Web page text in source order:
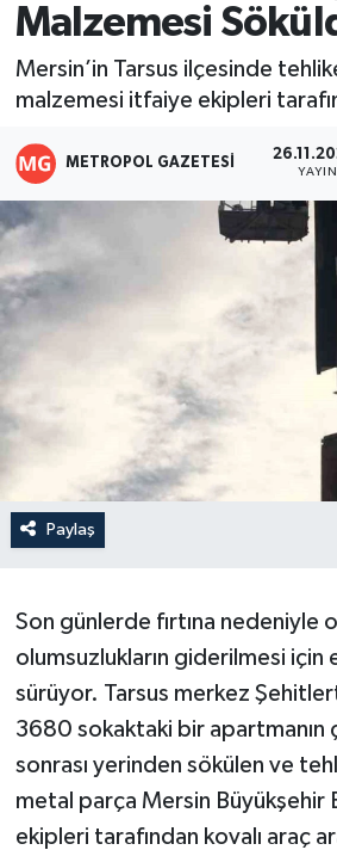
Malzemesi
Mersin’in Tarsus ilçesinde
malzemesi itfaiye ekipleri
METROPOL GAZETESI
Paylaş
Son günlerde fırtına nedeniyle
olumsuzlukların giderilmesi için
sürüyor. Tarsus merkez
3680 sokaktaki bir apartmanın
sonrası yerinden sökülen ve
metal parça Mersin Büyükşehir
ekipleri tarafından kovalı araç
Resmi İlanlar